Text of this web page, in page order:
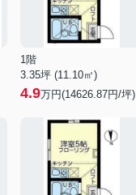
1階
3.35坪 (11.10㎡)
4.9万円(14626.87円/坪)